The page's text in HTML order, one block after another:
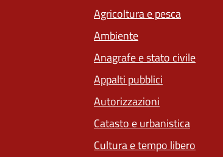
Agricoltura e pesca
Ambiente
Anagrafe e stato civile
Appalti pubblici
Autorizzazioni
Catasto e urbanistica
Cultura e tempo libero